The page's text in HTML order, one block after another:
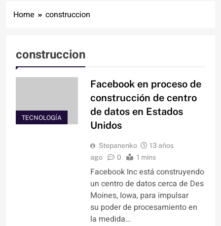
Home construccion
construccion
TECNOLOGÍA
Facebook en proceso de
construcción de centro
de datos en Estados
Unidos
Stepanenko
13 años
ago
0 1 mins
Facebook Inc está construyendo
un centro de datos cerca de Des
Moines, Iowa, para impulsar
su poder de procesamiento en
la medida…